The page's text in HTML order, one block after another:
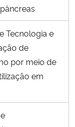
Tecnologia e
de
por meio de
em